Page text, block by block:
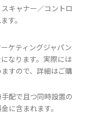
キャナー／コントロ
す。
ケティングジャパン
なります。実際には
すので、詳細はご購
配で且つ同時設置の
に含まれます。